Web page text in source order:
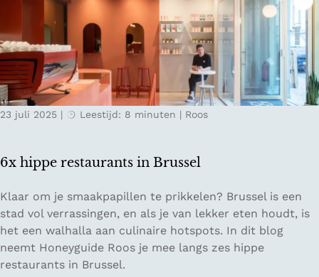
i
n
Z
u
i
d
u
t
s
l
a
n
6x hippe restaurants in Brussel
23 juli 2025 | Leestijd: 8 minuten | Roos
6
x
h
i
p
Klaar om je smaakpapillen te prikkelen? Brussel is een
stad vol verrassingen, en als je van lekker eten houdt, is
het een walhalla aan culinaire hotspots. In dit blog
neemt Honeyguide Roos je mee langs zes hippe
restaurants in Brussel.